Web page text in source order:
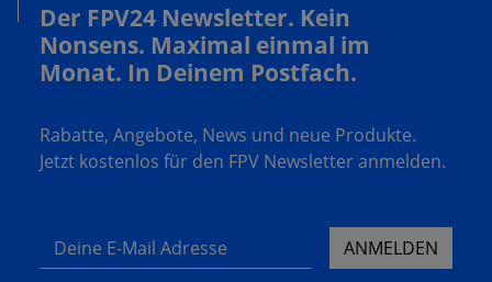
Der FPV24 Newsletter. Kein
Nonsens. Maximal einmal im
Monat. In Deinem Postfach.
Rabatte, Angebote, News und neue Produkte.
Jetzt kostenlos für den FPV Newsletter anmelden.
Deine E-Mail Adresse ANMELDEN